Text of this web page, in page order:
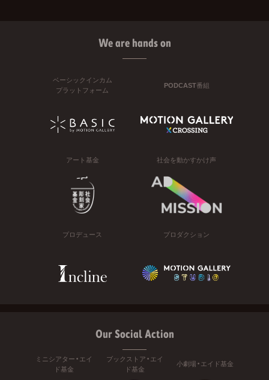
We are hands on
ベーシックインカム
プラットフォーム
PODCAST番組
アート基金 社会を動かすかけ声
プロデュース プロダクション
Our Social Action
ミニシアター・エイ
ド基金
ブックストア・エイ
ド基金
小劇場・エイド基金